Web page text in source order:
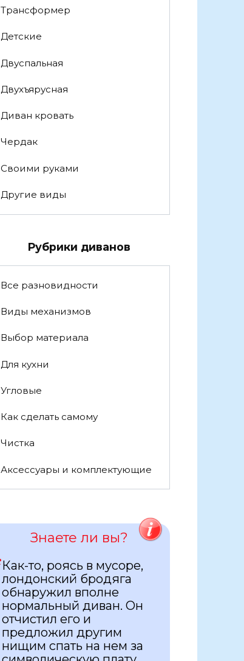
Трансформер
Детские
Двуспальная
Двухъярусная
Диван кровать
Чердак
Своими руками
Другие виды
Рубрики диванов
Все разновидности
Виды механизмов
Выбор материала
Для кухни
Угловые
Как сделать самому
Чистка
Аксессуары и комплектующие
Знаете ли вы?
Как-то, роясь в мусоре,
лондонский бродяга
обнаружил вполне
нормальный диван. Он
отчистил его и
предложил другим
нищим спать на нем за